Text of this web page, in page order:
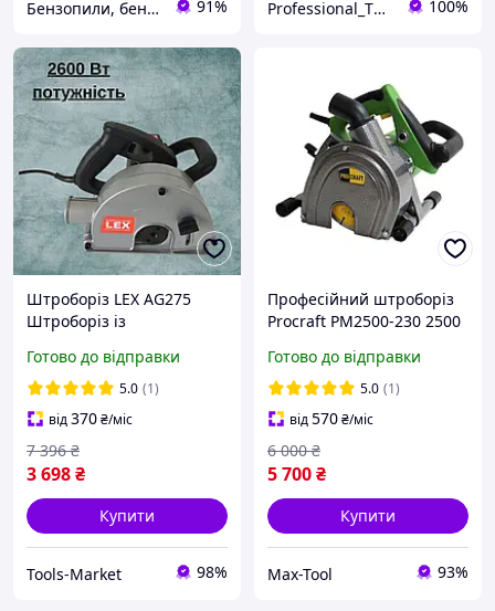
Бензопили, бензокоси, перфоратори, дрилі, лобзики, фени промислові 91% Professional_TOOLS 100%
Штроборіз LEX AG275
Штроборіз із
Професійний штроборіз
штроборіз із плавним
піском
Готово до відправки
5.0 (1)
від370₴/міс
3 698₴
7 396 ₴
Купити
Tools-Market 98%
Професійний штроборіз
Procraft PM2500-230 2500
Готово до відправки
5.0 (1)
від570₴/міс
5 700₴
6 000 ₴
Купити
Max-Tool 93%